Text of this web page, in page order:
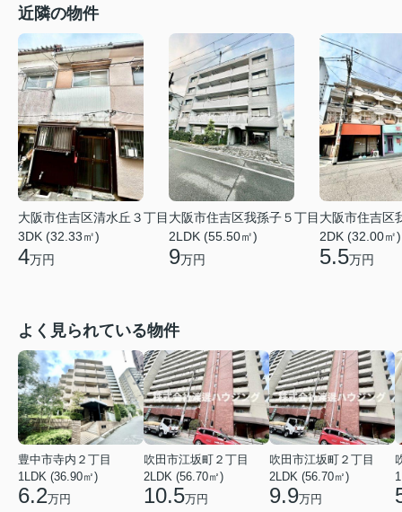
近隣の物件
大阪市住吉区清水丘３丁目
3DK (32.33㎡)
4万円
大阪市住吉区我孫子５丁目
2LDK (55.50㎡)
9万円
大阪市住吉区
2DK (32.00㎡)
5.5万円
よく見られている物件
豊中市寺内２丁目
1LDK (36.90㎡)
6.2万円
吹田市江坂町２丁目
2LDK (56.70㎡)
10.5万円
吹田市江坂町２丁目
2LDK (56.70㎡)
9.9万円